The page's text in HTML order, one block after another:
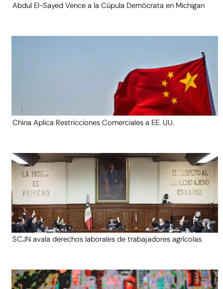
Abdul El-Sayed Vence a la Cúpula Demócrata en Michigan
China Aplica Restricciones Comerciales a EE. UU.
SCJN avala derechos laborales de trabajadores agrícolas